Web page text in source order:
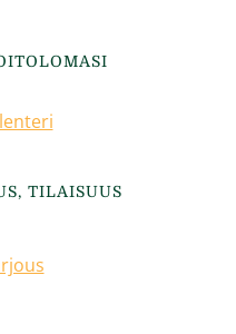
TILAISUUS